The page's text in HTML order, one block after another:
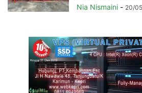
Nia Nismaini - 20/